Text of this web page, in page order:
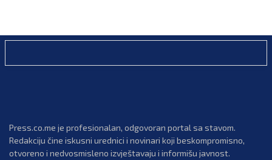
Press.co.me je profesionalan, odgovoran portal sa stavom.
Redakciju čine iskusni urednici i novinari koji beskompromisno,
otvoreno i nedvosmisleno izvještavaju i informišu javnost.